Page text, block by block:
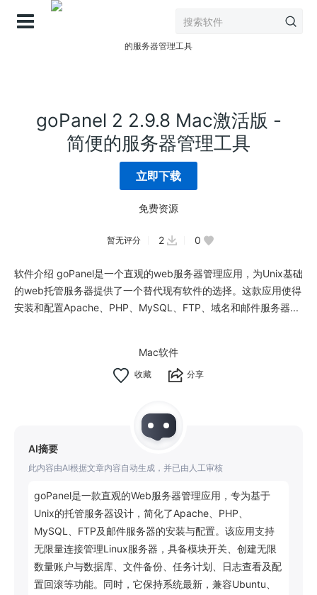
goPanel 2 2.9.8 Mac激活版 -
简便的服务器管理工具
立即下载
免费资源
暂无评分 2 0
软件介绍 goPanel是一个直观的web服务器管理应用，为Unix基础
的web托管服务器提供了一个替代现有软件的选择。这款应用使得
安装和配置Apache、PHP、MySQL、FTP、域名和邮件服务器...
Mac软件
分享
AI摘要
此内容由AI根据文章内容自动生成，并已由人工审核
goPanel是一款直观的Web服务器管理应用，专为基于
Unix的托管服务器设计，简化了Apache、PHP、
MySQL、FTP及邮件服务器的安装与配置。该应用支持
无限量连接管理Linux服务器，具备模块开关、创建无限
数量账户与数据库、文件备份、任务计划、日志查看及配
置回滚等功能。同时，它保持系统最新，兼容Ubuntu、